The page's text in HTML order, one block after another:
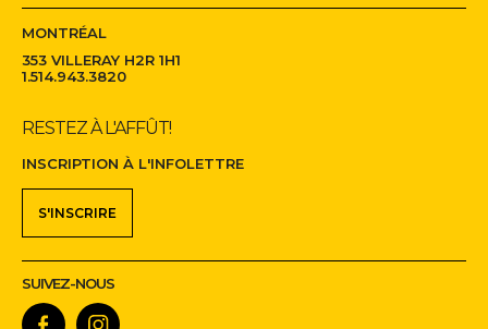
MONTRÉAL
353 VILLERAY H2R 1H1
1.514.943.3820
RESTEZ À L'AFFÛT!
INSCRIPTION À L'INFOLETTRE
S'INSCRIRE
SUIVEZ-NOUS